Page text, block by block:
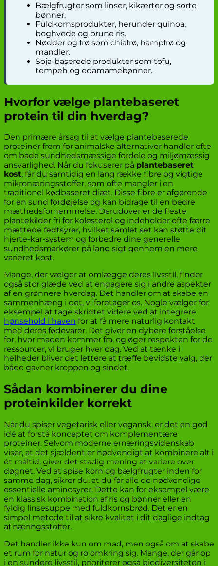
Bælgfrugter som linser, kikærter og sorte
bønner.
Fuldkornsprodukter, herunder quinoa,
boghvede og brune ris.
Nødder og frø som chiafrø, hampfrø og
mandler.
Soja-baserede produkter som tofu,
tempeh og edamamebønner.
Hvorfor vælge plantebaseret
protein til din hverdag?
Den primære årsag til at vælge plantebaserede
proteiner frem for animalske alternativer handler ofte
om både sundhedsmæssige fordele og miljømæssig
ansvarlighed. Når du fokuserer på plantebaseret
kost, får du samtidig en lang række fibre og vigtige
mikronæringsstoffer, som ofte mangler i en
traditionel kødbaseret diæt. Disse fibre er afgørende
for en sund fordøjelse og kan bidrage til en bedre
mæthedsfornemmelse. Derudover er de fleste
plantekilder fri for kolesterol og indeholder ofte færre
mættede fedtsyrer, hvilket samlet set kan støtte dit
hjerte-kar-system og forbedre dine generelle
sundhedsmarkører på lang sigt gennem en mere
varieret kost.
Mange, der vælger at omlægge deres livsstil, finder
også stor glæde ved at engagere sig i andre aspekter
af en grønnere hverdag. Det handler om at skabe en
sammenhæng i det, vi foretager os. Nogle vælger for
eksempel at tage skridtet videre ved at integrere
hønsehold i haven for at få mere naturlig kontakt
med deres fødevarer. Det giver en dybere forståelse
for, hvor maden kommer fra, og øger respekten for de
ressourcer, vi bruger hver dag. Ved at tænke i
helheder bliver det lettere at træffe bevidste valg, der
både gavner kroppen og sindet.
Sådan kombinerer du dine
proteinkilder korrekt
Når du spiser vegetarisk eller vegansk, er det en god
idé at forstå konceptet om komplementære
proteiner. Selvom moderne ernæringsvidenskab
viser, at det sjældent er nødvendigt at kombinere alt i
ét måltid, giver det stadig mening at variere over
døgnet. Ved at spise korn og bælgfrugter inden for
samme dag, sikrer du, at du får alle de nødvendige
essentielle aminosyrer. Dette kan for eksempel være
en klassisk kombination af ris og bønner eller en
fyldig linsesuppe med fuldkornsbrød. Det er en
simpel metode til at sikre kvalitet i dit daglige indtag
af næringsstoffer.
Det handler ikke kun om mad, men også om at skabe
et rum for natur og ro omkring sig. Mange, der går op
i en sundere livsstil, prioriterer også biodiversiteten i